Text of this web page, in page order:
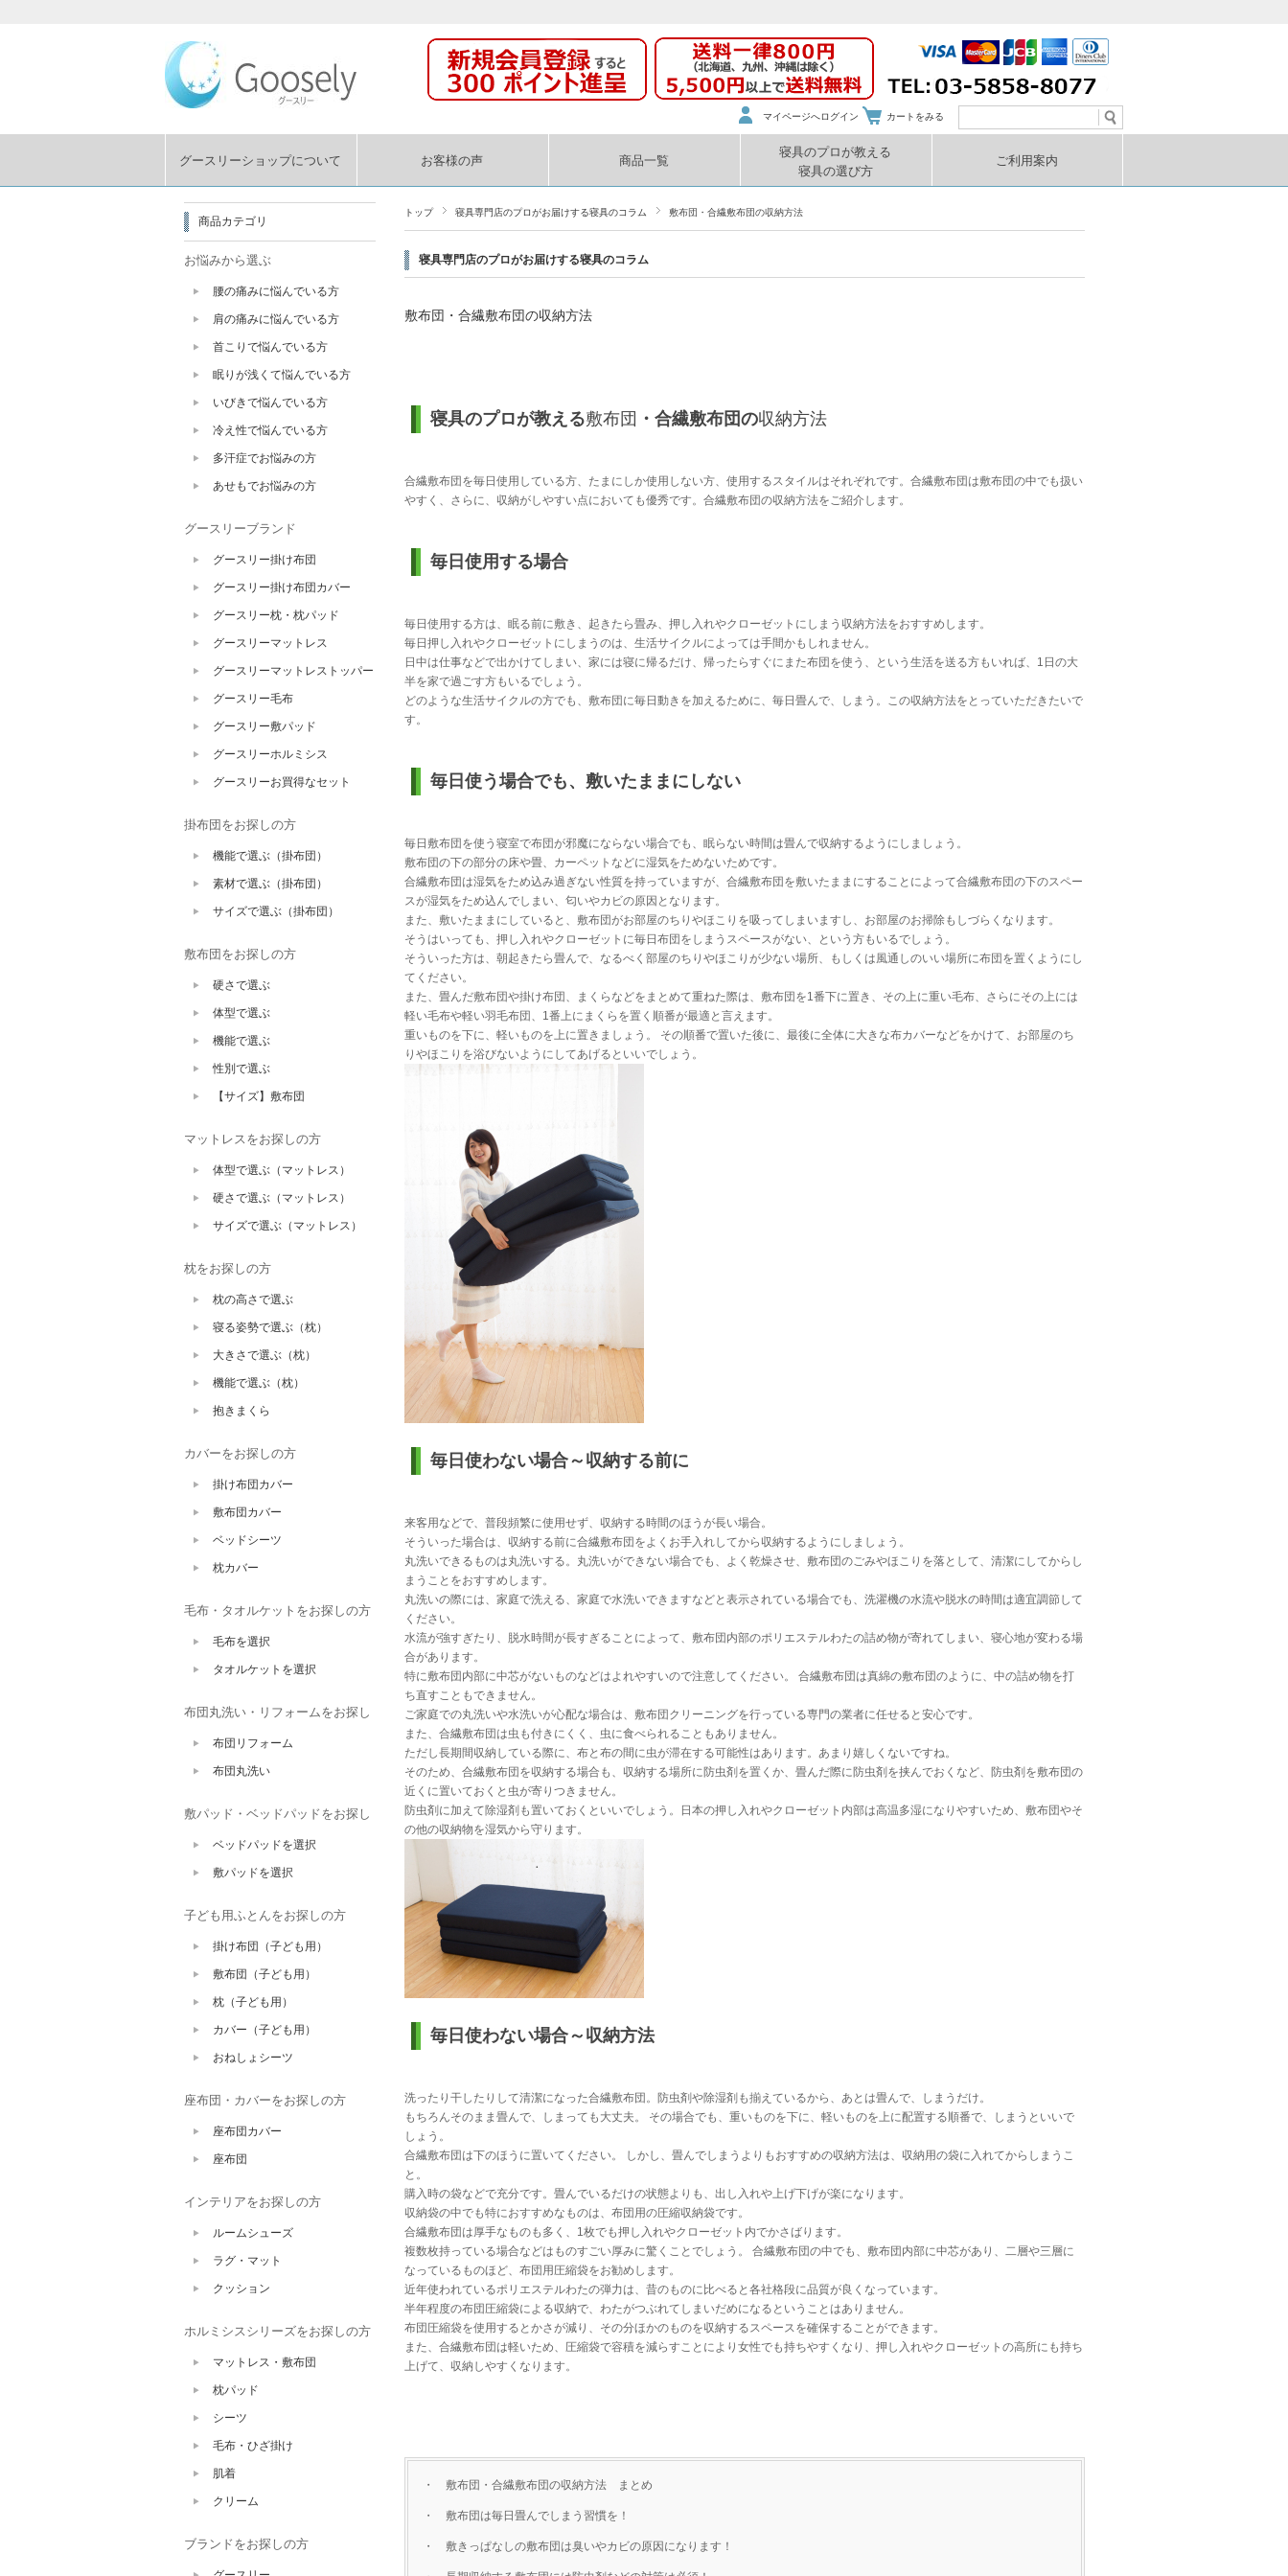
マイページへログイン カートをみる
グースリーショップについて お客様の声 商品一覧
寝具のプロが教える
寝具の選び方
ご利用案内
トップ 寝具専門店のプロがお届けする寝具のコラム 敷布団・合繊敷布団の収納方法
寝具専門店のプロがお届けする寝具のコラム
敷布団・合繊敷布団の収納方法
寝具のプロが教える敷布団 ・合繊敷布団の収納方法
合繊敷布団を毎日使用している方、たまにしか使用しない方、使用するスタイルはそれぞれです。合繊敷布団は敷布団の中でも扱い
やすく、さらに、収納がしやすい点においても優秀です。合繊敷布団の収納方法をご紹介します。
毎日使用する場合
毎日使用する方は、眠る前に敷き、起きたら畳み、押し入れやクローゼットにしまう収納方法をおすすめします。
毎日押し入れやクローゼットにしまうのは、生活サイクルによっては手間かもしれません。
日中は仕事などで出かけてしまい、家には寝に帰るだけ、帰ったらすぐにまた布団を使う、という生活を送る方もいれば、1日の大
半を家で過ごす方もいるでしょう。
どのような生活サイクルの方でも、敷布団に毎日動きを加えるために、毎日畳んで、しまう。この収納方法をとっていただきたいで
す。
毎日使う場合でも、敷いたままにしない
毎日敷布団を使う寝室で布団が邪魔にならない場合でも、眠らない時間は畳んで収納するようにしましょう。
敷布団の下の部分の床や畳、カーペットなどに湿気をためないためです。
合繊敷布団は湿気をため込み過ぎない性質を持っていますが、合繊敷布団を敷いたままにすることによって合繊敷布団の下のスペー
スが湿気をため込んでしまい、匂いやカビの原因となります。
また、敷いたままにしていると、敷布団がお部屋のちりやほこりを吸ってしまいますし、お部屋のお掃除もしづらくなります。
そうはいっても、押し入れやクローゼットに毎日布団をしまうスペースがない、という方もいるでしょう。
そういった方は、朝起きたら畳んで、なるべく部屋のちりやほこりが少ない場所、もしくは風通しのいい場所に布団を置くようにし
てください。
また、畳んだ敷布団や掛け布団、まくらなどをまとめて重ねた際は、敷布団を1番下に置き、その上に重い毛布、さらにその上には
軽い毛布や軽い羽毛布団、1番上にまくらを置く順番が最適と言えます。
重いものを下に、軽いものを上に置きましょう。 その順番で置いた後に、最後に全体に大きな布カバーなどをかけて、お部屋のち
りやほこりを浴びないようにしてあげるといいでしょう。
毎日使わない場合～収納する前に
来客用などで、普段頻繁に使用せず、収納する時間のほうが長い場合。
そういった場合は、収納する前に合繊敷布団をよくお手入れしてから収納するようにしましょう。
丸洗いできるものは丸洗いする。丸洗いができない場合でも、よく乾燥させ、敷布団のごみやほこりを落として、清潔にしてからし
まうことをおすすめします。
丸洗いの際には、家庭で洗える、家庭で水洗いできますなどと表示されている場合でも、洗濯機の水流や脱水の時間は適宜調節して
ください。
水流が強すぎたり、脱水時間が長すぎることによって、敷布団内部のポリエステルわたの詰め物が寄れてしまい、寝心地が変わる場
合があります。
特に敷布団内部に中芯がないものなどはよれやすいので注意してください。 合繊敷布団は真綿の敷布団のように、中の詰め物を打
ち直すこともできません。
ご家庭での丸洗いや水洗いが心配な場合は、敷布団クリーニングを行っている専門の業者に任せると安心です。
また、合繊敷布団は虫も付きにくく、虫に食べられることもありません。
ただし長期間収納している際に、布と布の間に虫が滞在する可能性はあります。あまり嬉しくないですね。
そのため、合繊敷布団を収納する場合も、収納する場所に防虫剤を置くか、畳んだ際に防虫剤を挟んでおくなど、防虫剤を敷布団の
近くに置いておくと虫が寄りつきません。
防虫剤に加えて除湿剤も置いておくといいでしょう。日本の押し入れやクローゼット内部は高温多湿になりやすいため、敷布団やそ
の他の収納物を湿気から守ります。
毎日使わない場合～収納方法
洗ったり干したりして清潔になった合繊敷布団。防虫剤や除湿剤も揃えているから、あとは畳んで、しまうだけ。
もちろんそのまま畳んで、しまっても大丈夫。 その場合でも、重いものを下に、軽いものを上に配置する順番で、しまうといいで
しょう。
合繊敷布団は下のほうに置いてください。 しかし、畳んでしまうよりもおすすめの収納方法は、収納用の袋に入れてからしまうこ
と。
購入時の袋などで充分です。畳んでいるだけの状態よりも、出し入れや上げ下げが楽になります。
収納袋の中でも特におすすめなものは、布団用の圧縮収納袋です。
合繊敷布団は厚手なものも多く、1枚でも押し入れやクローゼット内でかさばります。
複数枚持っている場合などはものすごい厚みに驚くことでしょう。 合繊敷布団の中でも、敷布団内部に中芯があり、二層や三層に
なっているものほど、布団用圧縮袋をお勧めします。
近年使われているポリエステルわたの弾力は、昔のものに比べると各社格段に品質が良くなっています。
半年程度の布団圧縮袋による収納で、わたがつぶれてしまいだめになるということはありません。
布団圧縮袋を使用するとかさが減り、その分ほかのものを収納するスペースを確保することができます。
また、合繊敷布団は軽いため、圧縮袋で容積を減らすことにより女性でも持ちやすくなり、押し入れやクローゼットの高所にも持ち
上げて、収納しやすくなります。
・ 敷布団・合繊敷布団の収納方法 まとめ
・ 敷布団は毎日畳んでしまう習慣を！
・ 敷きっぱなしの敷布団は臭いやカビの原因になります！
商品カテゴリ
お悩みから選ぶ
腰の痛みに悩んでいる方
肩の痛みに悩んでいる方
首こりで悩んでいる方
眠りが浅くて悩んでいる方
いびきで悩んでいる方
冷え性で悩んでいる方
多汗症でお悩みの方
あせもでお悩みの方
グースリーブランド
グースリー掛け布団
グースリー掛け布団カバー
グースリー枕・枕パッド
グースリーマットレス
グースリーマットレストッパー
グースリー毛布
グースリー敷パッド
グースリーホルミシス
グースリーお買得なセット
掛布団をお探しの方
機能で選ぶ（掛布団）
素材で選ぶ（掛布団）
サイズで選ぶ（掛布団）
敷布団をお探しの方
硬さで選ぶ
体型で選ぶ
機能で選ぶ
性別で選ぶ
【サイズ】敷布団
マットレスをお探しの方
体型で選ぶ（マットレス）
硬さで選ぶ（マットレス）
サイズで選ぶ（マットレス）
枕をお探しの方
枕の高さで選ぶ
寝る姿勢で選ぶ（枕）
大きさで選ぶ（枕）
機能で選ぶ（枕）
抱きまくら
カバーをお探しの方
掛け布団カバー
敷布団カバー
ベッドシーツ
枕カバー
毛布・タオルケットをお探しの方
毛布を選択
タオルケットを選択
布団丸洗い・リフォームをお探し
布団リフォーム
布団丸洗い
敷パッド・ベッドパッドをお探し
ベッドパッドを選択
敷パッドを選択
子ども用ふとんをお探しの方
掛け布団（子ども用）
敷布団（子ども用）
枕（子ども用）
カバー（子ども用）
おねしょシーツ
座布団・カバーをお探しの方
座布団カバー
座布団
インテリアをお探しの方
ルームシューズ
ラグ・マット
クッション
ホルミシスシリーズをお探しの方
マットレス・敷布団
枕パッド
シーツ
毛布・ひざ掛け
肌着
クリーム
ブランドをお探しの方